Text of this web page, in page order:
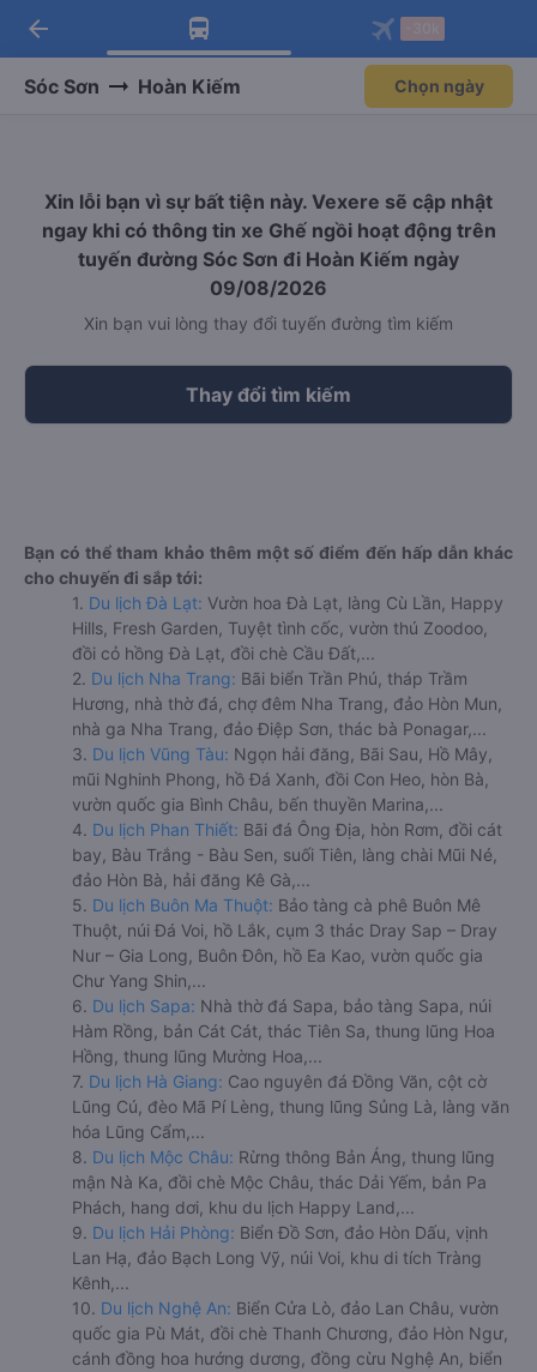
Tải app Vexere ngay!
Nhận ưu đãi thành viên độc
Mở app
Tải app Vexere
-30k/ghế khi đặt vé máy bay qua
Mở app
arrow_back
Sóc Sơn Hoàn Kiếm Chọn ngày
Xin lỗi bạn vì sự bất tiện này. Vexere sẽ cập nhật
ngay khi có thông tin xe Ghế ngồi hoạt động trên
tuyến đường Sóc Sơn đi Hoàn Kiếm ngày
09/08/2026
Xin bạn vui lòng thay đổi tuyến đường tìm kiếm
Thay đổi tìm kiếm
Bạn có thể tham khảo thêm một số điểm đến hấp dẫn khác
cho chuyến đi sắp tới:
1. Du lịch Đà Lạt: Vườn hoa Đà Lạt, làng Cù Lần, Happy
Hills, Fresh Garden, Tuyệt tình cốc, vườn thú Zoodoo,
đồi cỏ hồng Đà Lạt, đồi chè Cầu Đất,...
2. Du lịch Nha Trang: Bãi biển Trần Phú, tháp Trầm
Hương, nhà thờ đá, chợ đêm Nha Trang, đảo Hòn Mun,
nhà ga Nha Trang, đảo Điệp Sơn, thác bà Ponagar,...
3. Du lịch Vũng Tàu: Ngọn hải đăng, Bãi Sau, Hồ Mây,
mũi Nghinh Phong, hồ Đá Xanh, đồi Con Heo, hòn Bà,
vườn quốc gia Bình Châu, bến thuyền Marina,...
4. Du lịch Phan Thiết: Bãi đá Ông Địa, hòn Rơm, đồi cát
bay, Bàu Trắng - Bàu Sen, suối Tiên, làng chài Mũi Né,
đảo Hòn Bà, hải đăng Kê Gà,...
5. Du lịch Buôn Ma Thuột: Bảo tàng cà phê Buôn Mê
Thuột, núi Đá Voi, hồ Lắk, cụm 3 thác Dray Sap – Dray
Nur – Gia Long, Buôn Đôn, hồ Ea Kao, vườn quốc gia
Chư Yang Shin,...
6. Du lịch Sapa: Nhà thờ đá Sapa, bảo tàng Sapa, núi
Hàm Rồng, bản Cát Cát, thác Tiên Sa, thung lũng Hoa
Hồng, thung lũng Mường Hoa,...
7. Du lịch Hà Giang: Cao nguyên đá Đồng Văn, cột cờ
Lũng Cú, đèo Mã Pí Lèng, thung lũng Sủng Là, làng văn
hóa Lũng Cẩm,...
8. Du lịch Mộc Châu: Rừng thông Bản Áng, thung lũng
mận Nà Ka, đồi chè Mộc Châu, thác Dải Yếm, bản Pa
Phách, hang dơi, khu du lịch Happy Land,...
9. Du lịch Hải Phòng: Biển Đồ Sơn, đảo Hòn Dấu, vịnh
Lan Hạ, đảo Bạch Long Vỹ, núi Voi, khu di tích Tràng
Kênh,...
10. Du lịch Nghệ An: Biển Cửa Lò, đảo Lan Châu, vườn
quốc gia Pù Mát, đồi chè Thanh Chương, đảo Hòn Ngư,
cánh đồng hoa hướng dương, đồng cừu Nghệ An, biển